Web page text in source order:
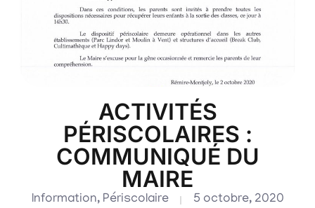
ACTIVITÉS
PÉRISCOLAIRES :
COMMUNIQUÉ DU
MAIRE
Information, Périscolaire 5 octobre, 2020